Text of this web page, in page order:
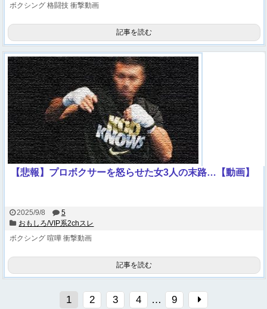
ボクシング 格闘技 衝撃動画
記事を読む
【悲報】プロボクサーを怒らせた女3人の末路…【動画】
2025/9/8
5
おもしろ/VIP系2chスレ
ボクシング 喧嘩 衝撃動画
記事を読む
1 2 3 4 … 9